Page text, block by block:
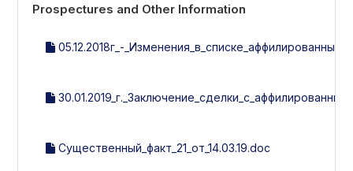
Prospectures and Other Information
05.12.2018г_-
Существенный_факт_21_от_14.03.19.doc